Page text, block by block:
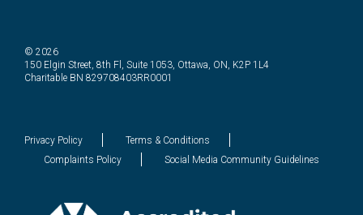
© 2026
150 Elgin Street, 8th Fl, Suite 1053, Ottawa, ON, K2P 1L4
Charitable BN 829708403RR0001
Privacy Policy
Terms & Conditions
Complaints Policy
Social Media Community Guidelines